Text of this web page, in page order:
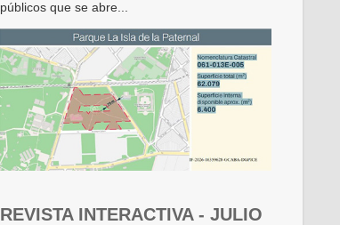
públicos que se abre...
REVISTA INTERACTIVA - JULIO